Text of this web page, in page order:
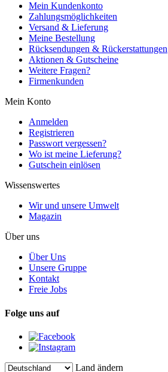
Mein Kundenkonto
Zahlungsmöglichkeiten
Versand & Lieferung
Meine Bestellung
Rücksendungen & Rückerstattungen
Aktionen & Gutscheine
Weitere Fragen?
Firmenkunden
Mein Konto
Anmelden
Registrieren
Passwort vergessen?
Wo ist meine Lieferung?
Gutschein einlösen
Wissenswertes
Wir und unsere Umwelt
Magazin
Über uns
Über Uns
Unsere Gruppe
Kontakt
Freie Jobs
Folge uns auf
Land ändern